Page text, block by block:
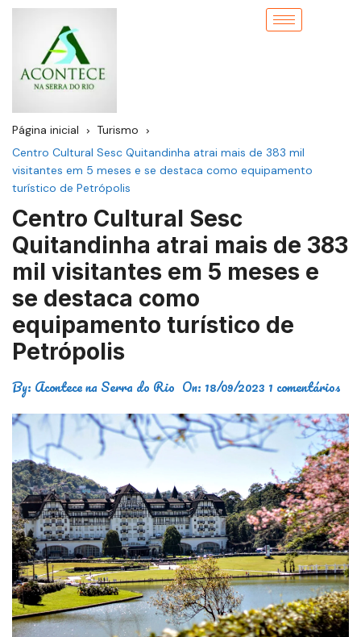
Página inicial
Turismo
Centro Cultural Sesc Quitandinha atrai mais de 383 mil
visitantes em 5 meses e se destaca como equipamento
turístico de Petrópolis
Centro Cultural Sesc
Quitandinha atrai mais de 383
mil visitantes em 5 meses e
se destaca como
equipamento turístico de
Petrópolis
By: Acontece na Serra do Rio On: 18/09/2023 1 comentários